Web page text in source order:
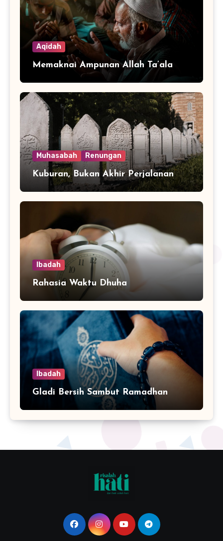
Aqidah
Memaknai Ampunan Allah Ta’ala
Muhasabah Renungan
Kuburan, Bukan Akhir Perjalanan
Ibadah
Rahasia Waktu Dhuha
Ibadah
Gladi Bersih Sambut Ramadhan